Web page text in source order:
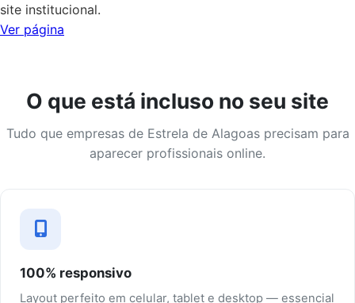
site institucional.
Ver página
O que está incluso no seu site
Tudo que empresas de Estrela de Alagoas precisam para
aparecer profissionais online.
100% responsivo
Layout perfeito em celular, tablet e desktop — essencial